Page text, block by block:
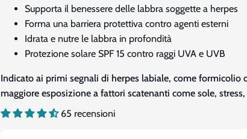
Supporta il benessere delle labbra soggette a herpes
Forma una barriera protettiva contro agenti esterni
Idrata e nutre le labbra in profondità
Protezione solare SPF 15 contro raggi UVA e UVB
Indicato ai primi segnali di herpes labiale, come formicolio
maggiore esposizione a fattori scatenanti come sole,
65 recensioni